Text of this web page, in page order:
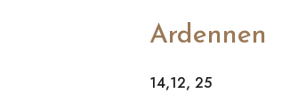
Ardennen
14,12, 25